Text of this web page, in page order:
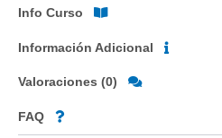
Info Curso
Información Adicional
Valoraciones (0)
FAQ